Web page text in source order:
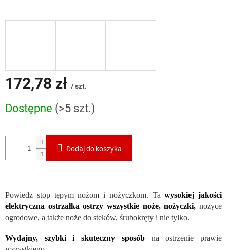
172,78 zł / szt.
jednostkowa:
Dostępne (>5 szt.)
Dodaj do koszyka
Powiedz stop tępym nożom i nożyczkom. Tawysokiej jakości
elektryczna ostrzałka ostrzy wszystkie noże, nożyczki, nożyce
ogrodowe, a także noże do steków, śrubokręty i nie tylko.
Wydajny, szybki i skuteczny sposóbna ostrzenie prawie